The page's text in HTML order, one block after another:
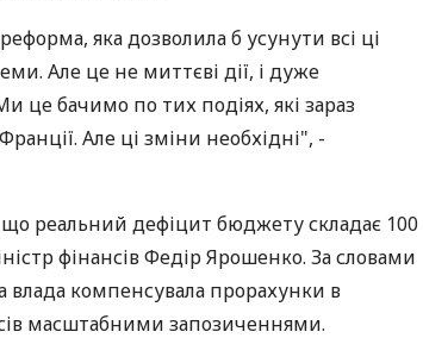
яка дозволила б усунути всі ці
Але це не миттєві дії, і дуже
це бачимо по тих подіях, які зараз
Але ці зміни необхідні", -
реальний дефіцит бюджету складає 100
фінансів Федір Ярошенко. За словами
компенсувала прорахунки в
масштабними запозиченнями.